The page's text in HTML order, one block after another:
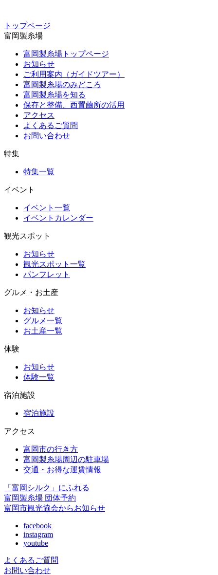
トップページ
富岡製糸場
富岡製糸場トップページ
お知らせ
ご利用案内（ガイドツアー）
富岡製糸場のみどころ
富岡製糸場を知る
保存と整備、西置繭所の活用
アクセス
よくあるご質問
お問い合わせ
特集
特集一覧
イベント
イベント一覧
イベントカレンダー
観光スポット
お知らせ
観光スポット一覧
パンフレット
グルメ・お土産
お知らせ
グルメ一覧
お土産一覧
体験
お知らせ
体験一覧
宿泊施設
宿泊施設
アクセス
富岡市の行き方
富岡製糸場周辺の駐車場
交通・お得な運賃情報
「富岡シルク」にふれる
富岡製糸場 団体予約
富岡市観光協会からお知らせ
facebook
instagram
youtube
よくあるご質問
お問い合わせ